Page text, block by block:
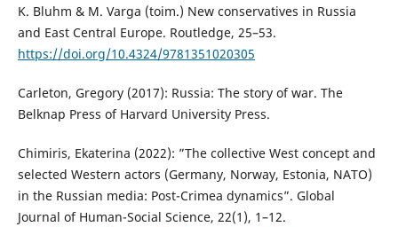
K. Bluhm & M. Varga (toim.) New conservatives in Russia
and East Central Europe. Routledge, 25–53.
https://doi.org/10.4324/9781351020305
Carleton, Gregory (2017): Russia: The story of war. The
Belknap Press of Harvard University Press.
Chimiris, Ekaterina (2022): ”The collective West concept and
selected Western actors (Germany, Norway, Estonia, NATO)
in the Russian media: Post-Crimea dynamics”. Global
Journal of Human-Social Science, 22(1), 1–12.